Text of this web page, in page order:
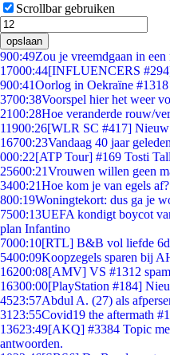
Scrollbar gebruiken
opslaan
900:49Zou je vreemdgaan in
17000:44[INFLUENCERS
900:41Oorlog in Oekraïne
3700:38Voorspel hier het weer
2100:28Hoe veranderde rouw/
11900:26[WLR SC #417] Nieuw
16700:23Vandaag 40 jaar
000:22[ATP Tour] #169 Tosti
25600:21Vrouwen willen geen
3400:21Hoe kom je van egels af?
800:19Woningtekort: dus ga je
7500:13UEFA kondigt boycot
plan Infantino
7000:10[RTL] B&B vol liefde
5400:09Koopzegels sparen bij
16200:08[AMV] VS #1312
16300:00[PlayStation #184]
4523:57Abdul A. (27) als
31 23:55Covid19 the aftermath
13623:49[AKQ] #3384 Topic
antwoorden.